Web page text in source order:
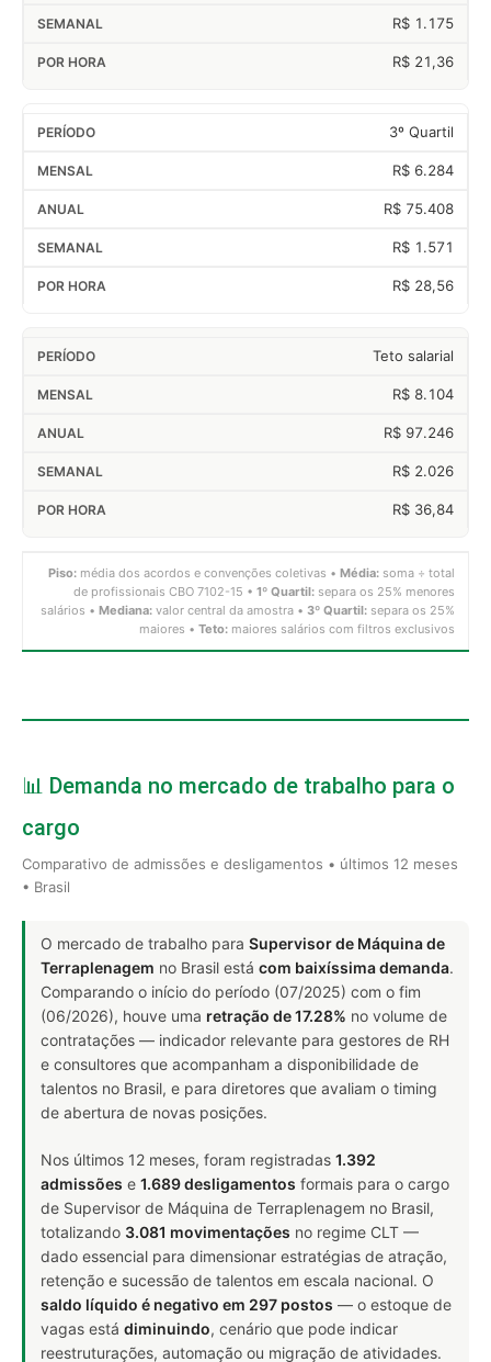
R$ 1.175
R$ 21,36
3º Quartil
R$ 6.284
R$ 75.408
R$ 1.571
R$ 28,56
Teto salarial
R$ 8.104
R$ 97.246
R$ 2.026
R$ 36,84
Piso: média dos acordos e convenções coletivas • Média: soma ÷ total
de profissionais CBO 7102-15 • 1º Quartil: separa os 25% menores
salários • Mediana: valor central da amostra • 3º Quartil: separa os 25%
maiores • Teto: maiores salários com filtros exclusivos
📊 Demanda no mercado de trabalho para o
cargo
Comparativo de admissões e desligamentos • últimos 12 meses
• Brasil
O mercado de trabalho para Supervisor de Máquina de
Terraplenagem no Brasil está com baixíssima demanda.
Comparando o início do período (07/2025) com o fim
(06/2026), houve uma retração de 17.28% no volume de
contratações — indicador relevante para gestores de RH
e consultores que acompanham a disponibilidade de
talentos no Brasil, e para diretores que avaliam o timing
de abertura de novas posições.
Nos últimos 12 meses, foram registradas 1.392
admissões e 1.689 desligamentos formais para o cargo
de Supervisor de Máquina de Terraplenagem no Brasil,
totalizando 3.081 movimentações no regime CLT —
dado essencial para dimensionar estratégias de atração,
retenção e sucessão de talentos em escala nacional. O
saldo líquido é negativo em 297 postos — o estoque de
vagas está diminuindo, cenário que pode indicar
reestruturações, automação ou migração de atividades.